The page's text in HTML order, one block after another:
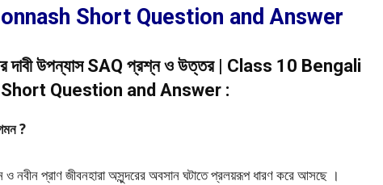
Short Question and Answer
দাবী উপন্যাস SAQ প্রশ্ন ও উত্তর | Class 10 Bengali
Question and Answer :
?
নবীন প্রাণ জীবনহারা অসুন্দরের অবসান ঘটাতে প্রলয়রূপ ধারণ করে আসছে ।